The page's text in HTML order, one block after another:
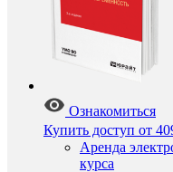
Ознакомиться
Купить доступ от
Аренда
курса